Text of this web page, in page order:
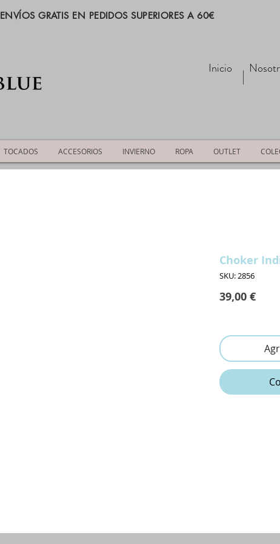
ENVÍOS GRATIS EN PEDIDOS SUPERIORES A 60€
Inicio
Choker
SKU: 2856
39,00 €
TOCADOS ACCESORIOS INVIERNO ROPA OUTLET